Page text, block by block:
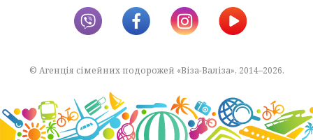
© Агенція сімейних подорожей «Віза-Валіза», 2014–2026.